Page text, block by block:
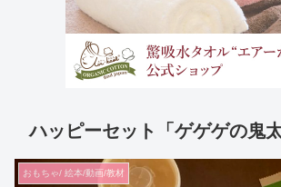
ハッピーセット「ゲゲゲの鬼太
おもちゃ/ 絵本/動画/教材